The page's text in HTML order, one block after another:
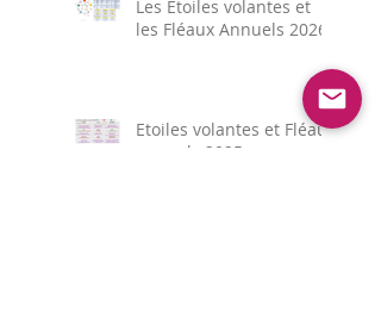
Les Etoiles volantes et
les Fléaux Annuels 2026
Etoiles volantes et Fléaux
annuels 2025